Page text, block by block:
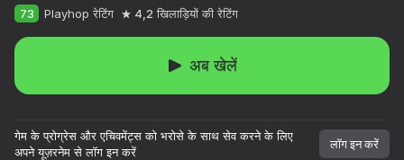
73 Playhop रेटिंग 4,2 खिलाड़ियों की रेटिंग
अब खेलें
गेम के प्रोग्रेस और एचिवमेंट्स को भरोसे के साथ सेव करने के लिए
अपने यूज़रनेम से लॉग इन करें
लॉग इन करें